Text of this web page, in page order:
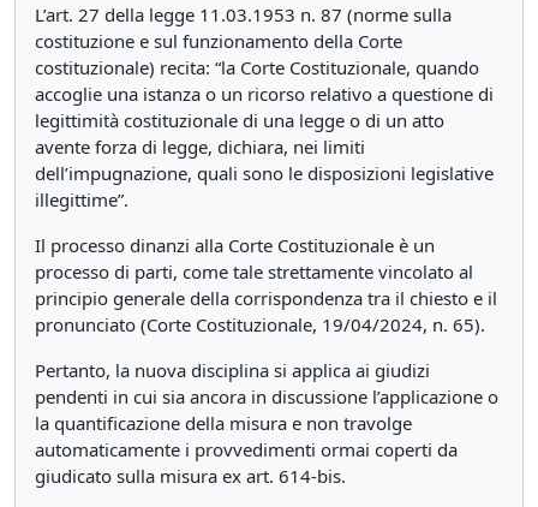
L’art. 27 della legge 11.03.1953 n. 87 (norme sulla
costituzione e sul funzionamento della Corte
costituzionale) recita: “la Corte Costituzionale, quando
accoglie una istanza o un ricorso relativo a questione di
legittimità costituzionale di una legge o di un atto
avente forza di legge, dichiara, nei limiti
dell’impugnazione, quali sono le disposizioni legislative
illegittime”.
Il processo dinanzi alla Corte Costituzionale è un
processo di parti, come tale strettamente vincolato al
principio generale della corrispondenza tra il chiesto e il
pronunciato (Corte Costituzionale, 19/04/2024, n. 65).
Pertanto, la nuova disciplina si applica ai giudizi
pendenti in cui sia ancora in discussione l’applicazione o
la quantificazione della misura e non travolge
automaticamente i provvedimenti ormai coperti da
giudicato sulla misura ex art. 614-bis.